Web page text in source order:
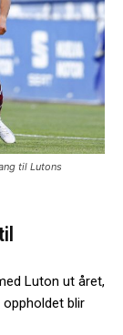
til Lutons
Luton ut året,
blir